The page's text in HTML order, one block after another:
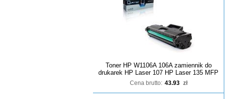
Toner HP W1106A 106A zamiennik do
drukarek HP Laser 107 HP Laser 135 MFP
Cena brutto: 43.93 zł